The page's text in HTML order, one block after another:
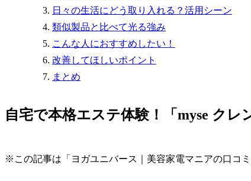
日々の生活にどう取り入れる？活用シーン
類似製品と比べて光る強み
こんな人におすすめしたい！
改善してほしいポイント
まとめ
自宅で本格エステ体験！「myse ク
※この記事は「ヨガユニバース｜美容家電マニアの口コ